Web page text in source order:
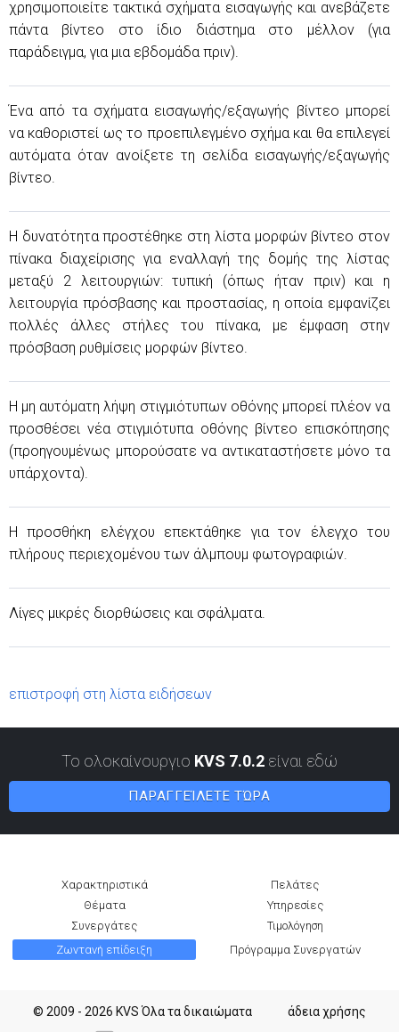
χρησιμοποιείτε τακτικά σχήματα εισαγωγής και ανεβάζετε
πάντα βίντεο στο ίδιο διάστημα στο μέλλον (για
παράδειγμα, για μια εβδομάδα πριν).
Ένα από τα σχήματα εισαγωγής/εξαγωγής βίντεο μπορεί
να καθοριστεί ως το προεπιλεγμένο σχήμα και θα επιλεγεί
αυτόματα όταν ανοίξετε τη σελίδα εισαγωγής/εξαγωγής
βίντεο.
Η δυνατότητα προστέθηκε στη λίστα μορφών βίντεο στον
πίνακα διαχείρισης για εναλλαγή της δομής της λίστας
μεταξύ 2 λειτουργιών: τυπική (όπως ήταν πριν) και η
λειτουργία πρόσβασης και προστασίας, η οποία εμφανίζει
πολλές άλλες στήλες του πίνακα, με έμφαση στην
πρόσβαση ρυθμίσεις μορφών βίντεο.
Η μη αυτόματη λήψη στιγμιότυπων οθόνης μπορεί πλέον να
προσθέσει νέα στιγμιότυπα οθόνης βίντεο επισκόπησης
(προηγουμένως μπορούσατε να αντικαταστήσετε μόνο τα
υπάρχοντα).
Η προσθήκη ελέγχου επεκτάθηκε για τον έλεγχο του
πλήρους περιεχομένου των άλμπουμ φωτογραφιών.
Λίγες μικρές διορθώσεις και σφάλματα.
επιστροφή στη λίστα ειδήσεων
Το ολοκαίνουργιο KVS 7.0.2 είναι εδώ
ΠΑΡΑΓΓΕΊΛΕΤΕ ΤΏΡΑ
Χαρακτηριστικά
Πελάτες
Θέματα
Υπηρεσίες
Συνεργάτες
Τιμολόγηση
Ζωντανή επίδειξη
Πρόγραμμα Συνεργατών
© 2009 - 2026 KVS Όλα τα δικαιώματα
άδεια χρήσης